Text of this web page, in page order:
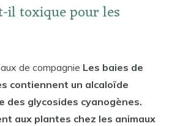
il toxique pour les
de compagnie Les baies de
contiennent un alcaloïde
des glycosides cyanogènes.
aux plantes chez les animaux